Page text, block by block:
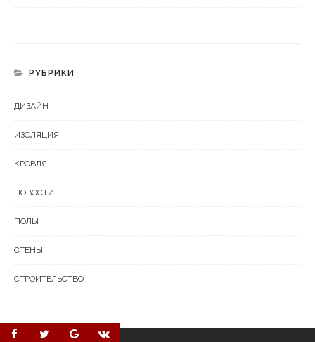
РУБРИКИ
ДИЗАЙН
ИЗОЛЯЦИЯ
КРОВЛЯ
НОВОСТИ
ПОЛЫ
СТЕНЫ
СТРОИТЕЛЬСТВО